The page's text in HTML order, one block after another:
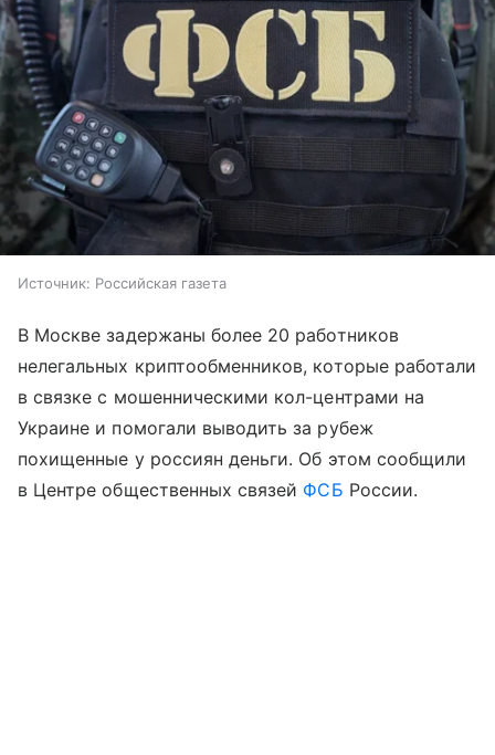
Источник: Российская газета
В Москве задержаны более 20 работников
нелегальных криптообменников, которые работали
в связке с мошенническими кол-центрами на
Украине и помогали выводить за рубеж
похищенные у россиян деньги. Об этом сообщили
в Центре общественных связей ФСБ России.